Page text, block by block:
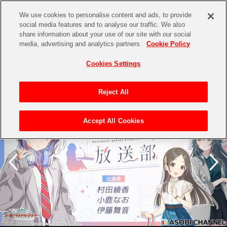
CHANNEL STORE EVENT
STORE
ASOBI STORE TOP グッズ
ゲーム
CD / Blu-ray
EVENT
We use cookies to personalise content and ads, to provide
social media features and to analyse our traffic. We also
share information about your use of our site with our social
media, advertising and analytics partners.
Cookie Policy
Cookies Settings
Reject All
Accept All Cookies